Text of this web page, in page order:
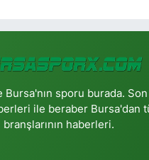
Bursa'nın sporu burada.
ile beraber Bursa'dan
branşlarının haberleri.